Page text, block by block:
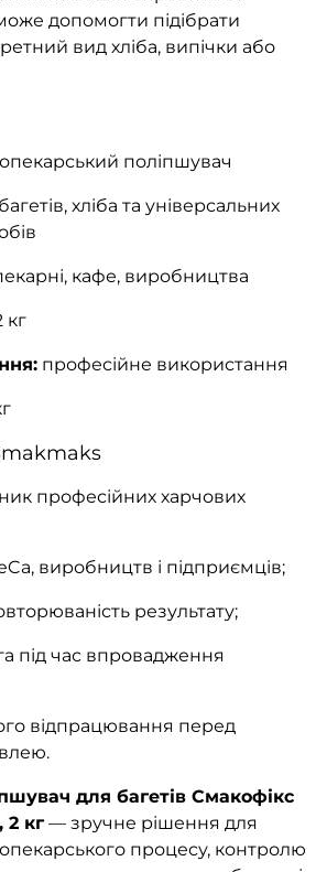
допомогти підібрати
вид хліба, випічки або
поліпшувач
хліба та універсальних
кафе, виробництва
кг
професійне використання
професійних харчових
виробництв і підприємців;
результату;
під час впровадження
відпрацювання перед
для багетів Смакофікс
2 кг— зручне рішення для
процесу, контролю